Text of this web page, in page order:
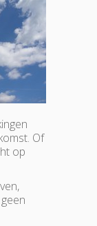
Of
op